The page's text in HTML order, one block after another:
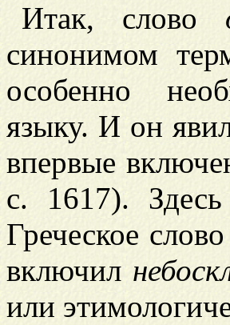
Итак, слово
синонимом
особенно
языку. И он
впервые
с. 1617).
Греческое слово
включил
или